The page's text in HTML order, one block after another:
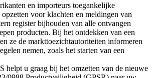
en importeurs toegankelijke
voor klachten en meldingen van
register bijhouden van alle ontvangen
producten. Bij het ontdekken van een
ze de markttoezichtautoriteiten informeren
nemen, zoals het starten van een
u graag bij het omzetten van de nieuwe